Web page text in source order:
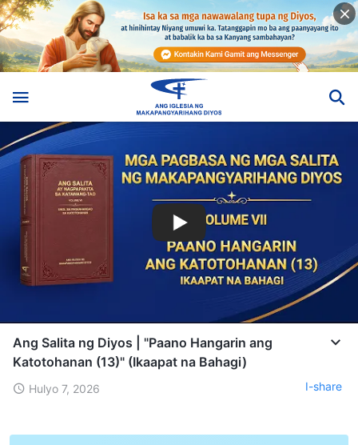
Ang Salita ng Diyos | "Paano Hangarin ang
Katotohanan (13)" (Ikaapat na Bahagi)
Hulyo 7, 2026 I-share